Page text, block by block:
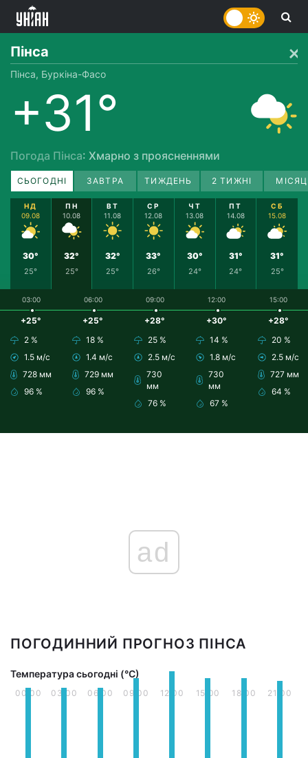
Пінса
Пінса, Буркіна-Фасо
+31°
Погода Пінса: Хмарно з проясненнями
СЬОГОДНІ ЗАВТРА ТИЖДЕНЬ 2 ТИЖНІ
НД
09.08
30°
25°
ПН
10.08
32°
25°
ВТ
11.08
32°
25°
СР
12.08
33°
26°
ЧТ
13.08
30°
24°
ПТ
14.08
31°
24°
СБ
15.08
31°
25°
03:00
+25°
2 %
1.5 м/с
728 мм
96 %
06:00
+25°
18 %
1.4 м/с
729 мм
96 %
09:00
+28°
25 %
2.5 м/с
730
мм
76 %
12:00
+30°
14 %
1.8 м/с
730
мм
67 %
15:00
+28°
20 %
2.5 м/с
727 мм
64 %
ad
ПОГОДИННИЙ ПРОГНОЗ ПІНСА
Температура сьогодні (°С)
00:00 03:00 06:00 09:00 12:00 15:00 18:00 21:00